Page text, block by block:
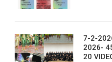
7-2-
2026-
20